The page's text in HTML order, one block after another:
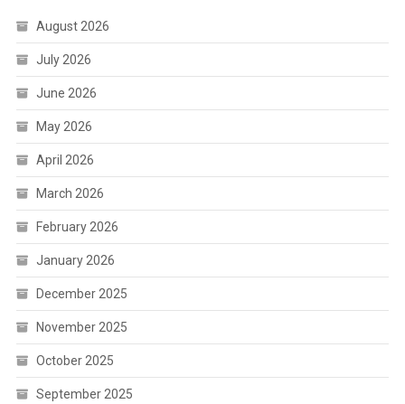
August 2026
July 2026
June 2026
May 2026
April 2026
March 2026
February 2026
January 2026
December 2025
November 2025
October 2025
September 2025